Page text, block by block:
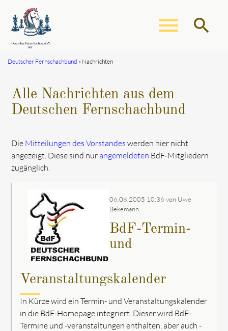
menu search
Deutscher Fernschachbund Nachrichten
Alle Nachrichten aus dem
Deutschen Fernschachbund
Die Mitteilungen des Vorstandes werden hier nicht
angezeigt. Diese sind nurangemeldeten BdF-Mitgliedern
zugänglich.
06.08.2005 10:36 von Uwe
Bekemann
BdF-Termin-
und
Veranstaltungskalender
In Kürze wird ein Termin- und Veranstaltungskalender
in die BdF-Homepage integriert. Dieser wird BdF-
Termine und -veranstaltungen enthalten, aber auch -